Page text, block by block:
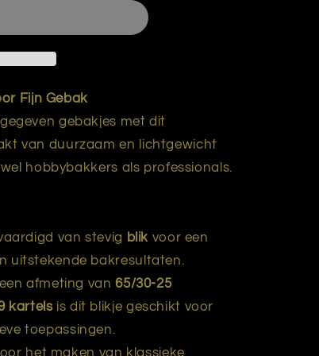
Fijn Gebak
gebakjes met dit
van duurzaam en lichtgewicht
hobbybakkers als professionals.
van stevig blik voor een
uitstekende bakresultaten.
afmeting van65/30-25
kartelsis dit blikje geschikt voor
toepassingen.
het maken van klassieke